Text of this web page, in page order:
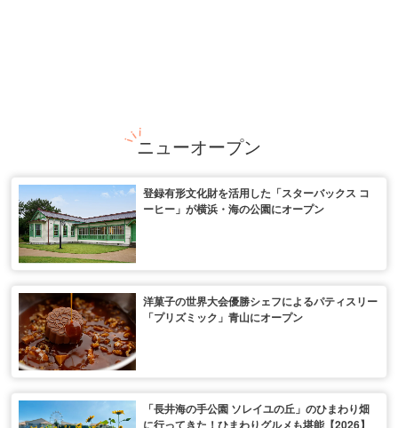
ニューオープン
登録有形文化財を活用した「スターバックス コ
ーヒー」が横浜・海の公園にオープン
洋菓子の世界大会優勝シェフによるパティスリー
「プリズミック」青山にオープン
「長井海の手公園 ソレイユの丘」のひまわり畑